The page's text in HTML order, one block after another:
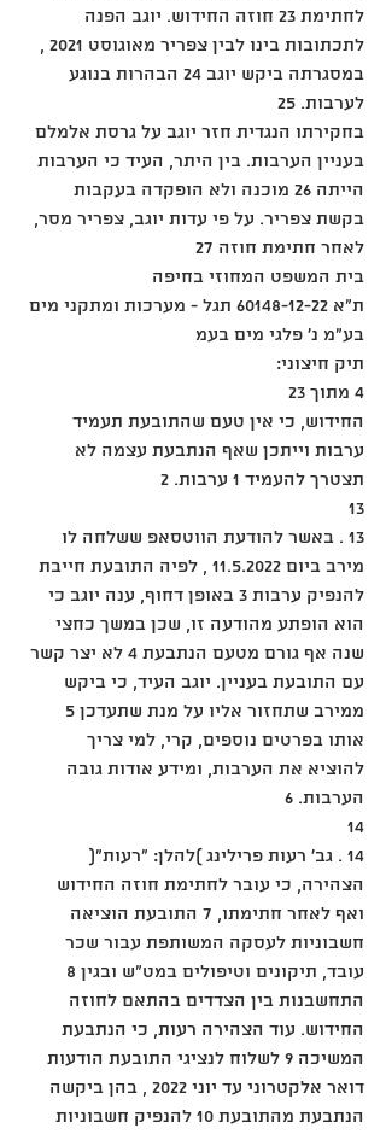
לחתימת 23 חוזה החידוש. יוגב הפנה
לתכתובות בינו לבין צפריר מאוגוסט 2021 ,
במסגרתה ביקש יוגב 24 הבהרות בנוגע
לערבות. 25
בחקירתו הנגדית חזר יוגב על גרסת אלמלם
בעניין הערבות. בין היתר, העיד כי הערבות
הייתה 26 מוכנה ולא הופקדה בעקבות
בקשת צפריר. על פי עדות יוגב, צפריר מסר,
לאחר חתימת חוזה 27
בית המשפט המחוזי בחיפה
ת"א 60148-12-22 תגל - מערכות ומתקני מים
בע"מ נ' פלגי מים בעמ
תיק חיצוני:
4 מתוך 23
החידוש, כי אין טעם שהתובעת תעמיד
ערבות וייתכן שאף הנתבעת עצמה לא
תצטרך להעמיד 1 ערבות. 2
13
13 . באשר להודעת הווטסאפ ששלחה לו
מירב ביום 11.5.2022 , לפיה התובעת חייבת
להנפיק ערבות 3 באופן דחוף, ענה יוגב כי
הוא הופתע מהודעה זו, שכן במשך כחצי
שנה אף גורם מטעם הנתבעת 4 לא יצר קשר
עם התובעת בעניין. יוגב העיד, כי ביקש
אותו בפרטים נוספים, קרי, למי צריך
להוציא את הערבות, ומידע אודות גובה
הערבות. 6
14
14 . גב' רעות פרילינג )להלן: "רעות"(
הצהירה, כי עובר לחתימת חוזה החידוש
ואף לאחר חתימתו, 7 התובעת הוציאה
חשבוניות לעסקה המשותפת עבור שכר
התחשבנות בין הצדדים בהתאם לחוזה
החידוש. עוד הצהירה רעות, כי הנתבעת
המשיכה 9 לשלוח לנציגי התובעת הודעות
דואר אלקטרוני עד יוני 2022 , בהן ביקשה
הנתבעת מהתובעת 10 להנפיק חשבוניות